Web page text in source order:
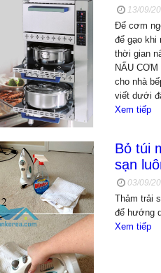
13/09/
Để cơm
để gạo khi
thời gian
NẤU
cho nhà
viết dưới
Xem tiếp
Bỏ túi
sạn
03/09/
Thảm trải
để hướng
Xem tiếp